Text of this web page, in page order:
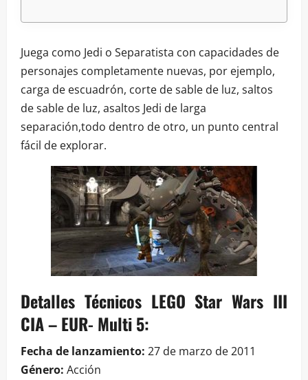
Juega como Jedi o Separatista con capacidades de
personajes completamente nuevas, por ejemplo,
carga de escuadrón, corte de sable de luz, saltos
de sable de luz, asaltos Jedi de larga
separación,todo dentro de otro, un punto central
fácil de explorar.
Detalles Técnicos LEGO Star Wars III
CIA – EUR- Multi 5:
Fecha de lanzamiento: 27 de marzo de 2011
Género: Acción